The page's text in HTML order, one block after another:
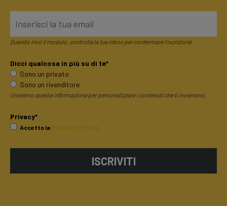
Quando invii il modulo, controlla la tua inbox per confermare l'iscrizione
Dicci qualcosa in più su di te*
Sono un privato
Sono un rivenditore
Useremo questa informazione per personalizzare i contenuti che ti invieremo.
Privacy*
Accetto la Privacy Policy
ISCRIVITI